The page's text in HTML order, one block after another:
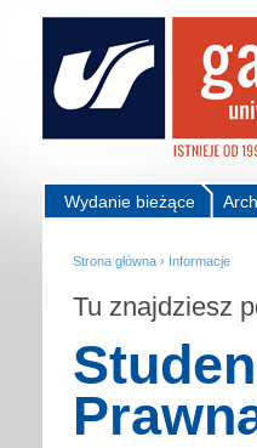
Wydanie bieżące
Strona główna › Informacje
Tu znajdziesz